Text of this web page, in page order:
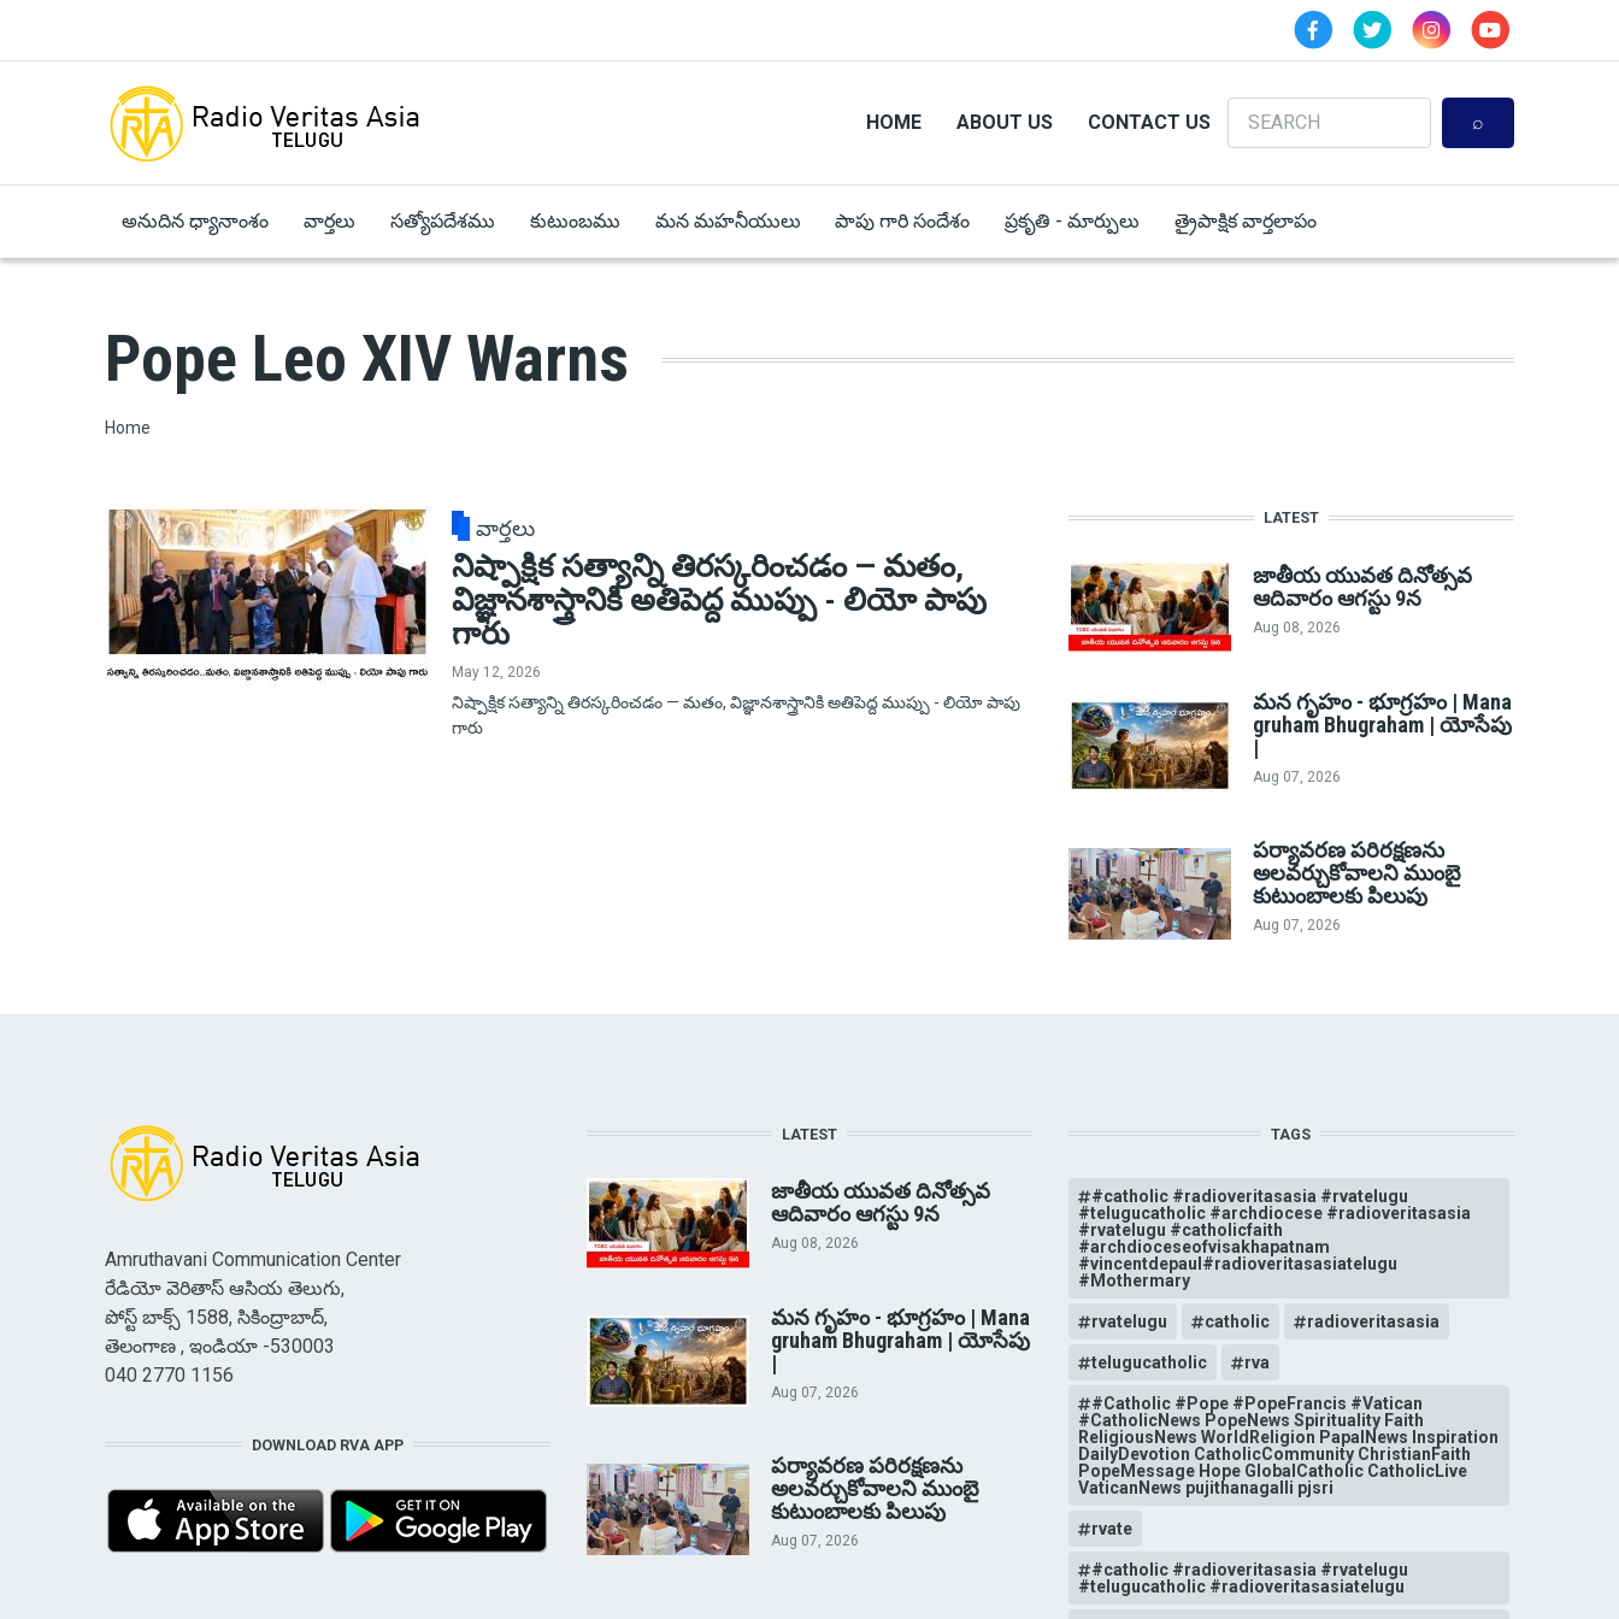
HOME ABOUT US CONTACT US
Search
అనుదిన ధ్యానాంశం వార్తలు సత్యోపదేశము కుటుంబము మన మహనీయులు పాపు గారి సందేశం ప్రకృతి - మార్పులు త్రైపాక్షిక వార్తలాపం
Pope Leo XIV Warns
Breadcrumb
Home
వార్తలు
నిష్పాక్షిక సత్యాన్ని తిరస్కరించడం — మతం,
విజ్ఞానశాస్త్రానికి అతిపెద్ద ముప్పు - లియో పాపు
గారు
May 12, 2026
నిష్పాక్షిక సత్యాన్ని తిరస్కరించడం — మతం, విజ్ఞానశాస్త్రానికి అతిపెద్ద ముప్పు - లియో పాపు
గారు
LATEST
జాతీయ యువత దినోత్సవ
ఆదివారం ఆగస్టు 9న
Aug 08, 2026
మన గృహం - భూగ్రహం | Mana
gruham Bhugraham | యోసేపు
|
Aug 07, 2026
పర్యావరణ పరిరక్షణను
అలవర్చుకోవాలని ముంబై
కుటుంబాలకు పిలుపు
Aug 07, 2026
Amruthavani Communication Center
రేడియో వెరితాస్ ఆసియ తెలుగు,
పోస్ట్ బాక్స్ 1588, సికింద్రాబాద్,
తెలంగాణ , ఇండియా -530003
040 2770 1156
DOWNLOAD RVA APP
LATEST
జాతీయ యువత దినోత్సవ
ఆదివారం ఆగస్టు 9న
Aug 08, 2026
మన గృహం - భూగ్రహం | Mana
gruham Bhugraham | యోసేపు
|
Aug 07, 2026
పర్యావరణ పరిరక్షణను
అలవర్చుకోవాలని ముంబై
కుటుంబాలకు పిలుపు
Aug 07, 2026
TAGS
#catholic #radioveritasasia #rvatelugu
#telugucatholic #archdiocese #radioveritasasia
#rvatelugu #catholicfaith
#archdioceseofvisakhapatnam
#vincentdepaul#radioveritasasiatelugu
#Mothermary
rvatelugu catholic radioveritasasia
telugucatholic rva
#Catholic #Pope #PopeFrancis #Vatican
#CatholicNews PopeNews Spirituality Faith
ReligiousNews WorldReligion PapalNews Inspiration
DailyDevotion CatholicCommunity ChristianFaith
PopeMessage Hope GlobalCatholic CatholicLive
VaticanNews pujithanagalli pjsri
rvate
#catholic #radioveritasasia #rvatelugu
#telugucatholic #radioveritasasiatelugu